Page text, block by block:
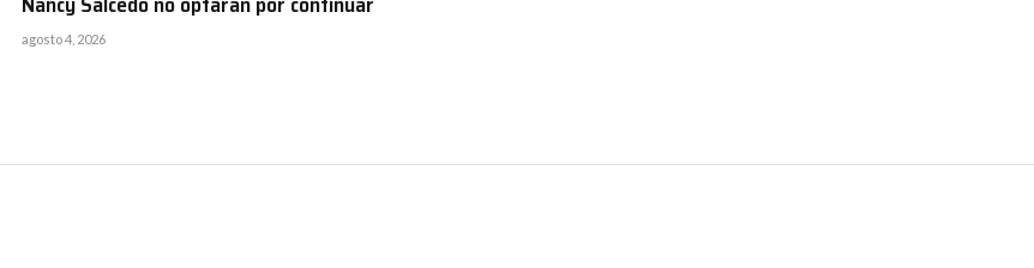
agosto 4, 2026